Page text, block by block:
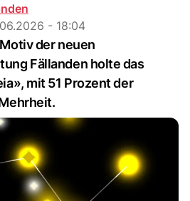
- 18:04
der neuen
Fällanden holte das
mit 51 Prozent der